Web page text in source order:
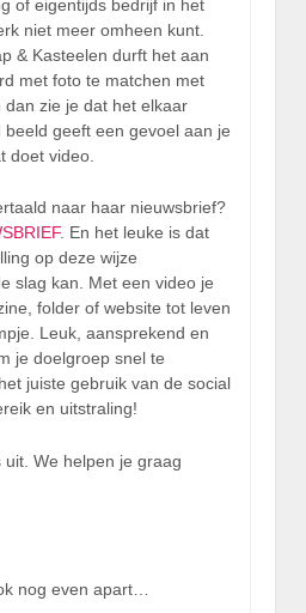
of eigentijds bedrijf in het
niet meer omheen kunt.
& Kasteelen durft het aan
met foto te matchen met
dan zie je dat het elkaar
geeft een gevoel aan je
doet video.
naar haar nieuwsbrief?
. En het leuke is dat
op deze wijze
slag kan. Met een video je
folder of website tot leven
Leuk, aansprekend en
je doelgroep snel te
juiste gebruik van de social
en uitstraling!
We helpen je graag
nog even apart…